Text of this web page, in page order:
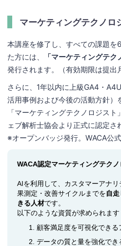
マーケティングテクノロ
本講座を修了し、すべての課題
た方には、
「マーケティングテ
発行されます。（有効期限は提出
さらに、1年以内に上級GA4・
活用事例および今後の活動方針）
「マーケティングテクノロジス
ェブ解析士協会より正式に認定さ
※オープンバッジ発行。WACA公式
WACA認定マーケティングテク
AIを利用して、カスタマーアナ
果測定・改善サイクルまでを自
きる人材です。
以下のような資質が求められます
顧客満足度を可視化できる
データの質と量を強化でき